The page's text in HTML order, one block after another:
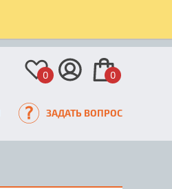
0 0
ЗАДАТЬ ВОПРОС